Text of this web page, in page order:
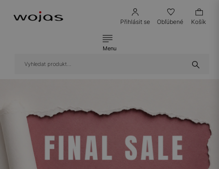
Přihlásit se Obľúbené Košík
Menu